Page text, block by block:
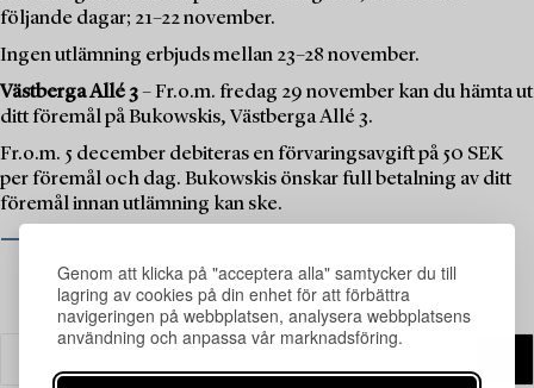
Genom att klicka på "acceptera alla" samtycker du till
lagring av cookies på din enhet för att förbättra
navigeringen på webbplatsen, analysera webbplatsens
användning och anpassa vår marknadsföring.
följande dagar; 21–22 november.
Ingen utlämning erbjuds mellan 23–28 november.
Västberga Allé 3– Fr.o.m. fredag 29 november kan du hämta ut
ditt föremål på Bukowskis, Västberga Allé 3.
Fr.o.m. 5 december debiteras en förvaringsavgift på 50 SEK
per föremål och dag. Bukowskis önskar full betalning av ditt
föremål innan utlämning kan ske.
⟶ Se öppettider